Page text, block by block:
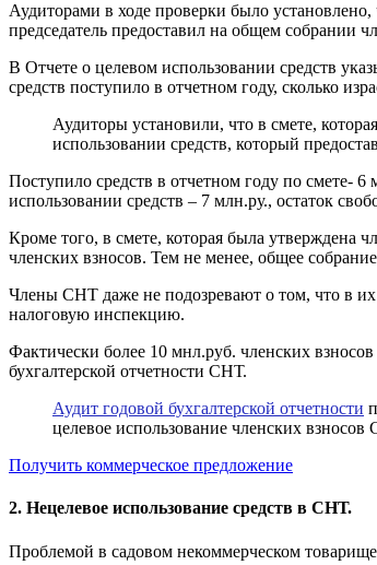
Аудиторами в ходе проверки было
председатель предоставил на общем собрании
В Отчете о целевом использовании средств
средств поступило в отчетном году, сколько
Аудиторы установили, что в смете,
использовании средств, который
Поступило средств в отчетном году по смете-
использовании средств – 7 млн.ру., остаток
Кроме того, в смете, которая была утверждена
членских взносов. Тем не менее, общее
Члены СНТ даже не подозревают о том, что в
налоговую инспекцию.
Фактически более 10 мнл.руб. членских
бухгалтерской отчетности СНТ.
Аудит годовой бухгалтерской отчетности
целевое использование членских взносов
Получить коммерческое предложение
2. Нецелевое использование средств в СНТ.
Проблемой в садовом некоммерческом